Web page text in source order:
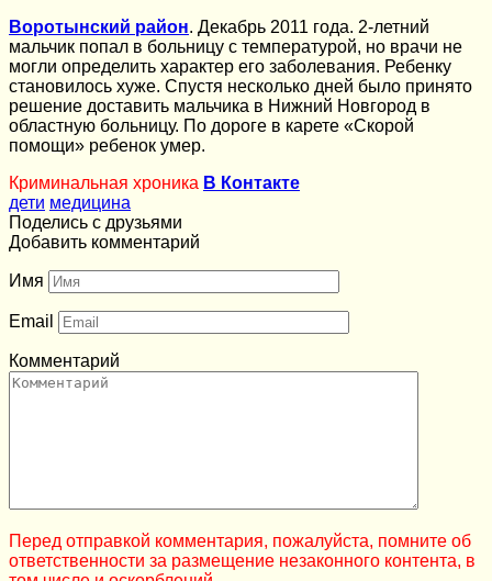
Воротынский район. Декабрь 2011 года. 2-летний
мальчик попал в больницу с температурой, но врачи не
могли определить характер его заболевания. Ребенку
становилось хуже. Спустя несколько дней было принято
решение доставить мальчика в Нижний Новгород в
областную больницу. По дороге в карете «Скорой
помощи» ребенок умер.
Криминальная хроника В Контакте
дети медицина
Поделись с друзьями
Добавить комментарий
Имя
Email
Комментарий
Перед отправкой комментария, пожалуйста, помните об
ответственности за размещение незаконного контента, в